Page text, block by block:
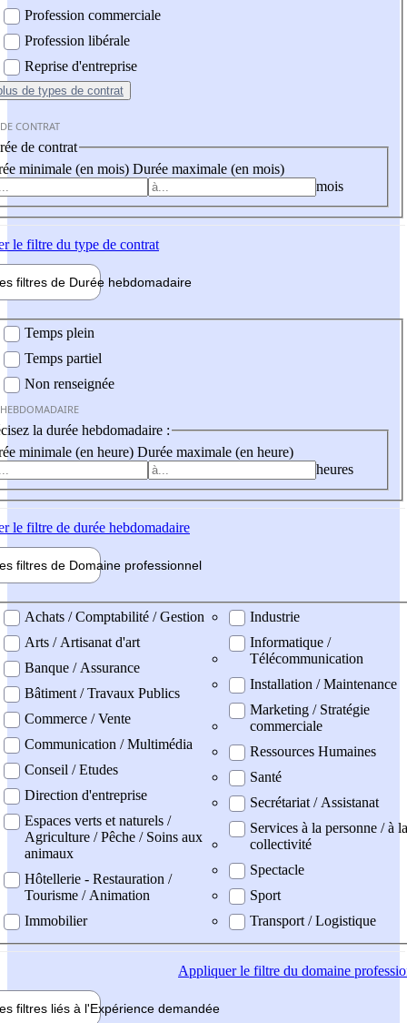
Profession commerciale
Profession libérale
Reprise d'entreprise
de types de contrat
CONTRAT
de contrat
minimale (en mois) Durée maximale (en mois)
mois
le filtre du type de contrat
filtres de Durée hebdomadaire
Temps plein
Temps partiel
Non renseignée
la durée hebdomadaire :
minimale (en heure) Durée maximale (en heure)
heures
le filtre de durée hebdomadaire
filtres de Domaine professionnel
professionel
Achats / Comptabilité / Gestion
Arts / Artisanat d'art
Banque / Assurance
Bâtiment / Travaux Publics
Commerce / Vente
Communication / Multimédia
Conseil / Etudes
Direction d'entreprise
Espaces verts et naturels /
Agriculture / Pêche / Soins aux
animaux
Hôtellerie - Restauration /
Tourisme / Animation
Immobilier
Industrie
Informatique /
Télécommunication
Installation / Maintenance
Marketing / Stratégie
commerciale
Ressources Humaines
Santé
Secrétariat / Assistanat
Services à la personne / à la
collectivité
Spectacle
Sport
Transport / Logistique
Appliquerle filtre du domaine
filtres liés à l'Expérience demandée